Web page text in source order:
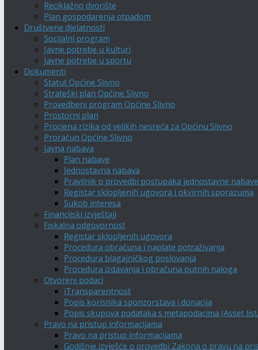
Reciklažno dvorište
Plan gospodarenja otpadom
Društvene djelatnosti
Socijalni program
Javne potrebe u kulturi
Javne potrebe u sportu
Dokumenti
Statut Općine Slivno
Strateški plan Općine Slivno
Provedbeni program Općine Slivno
Prostorni plan
Procjena rizika od velikih nesreća za Općinu Slivno
Proračun Općine Slivno
Javna nabava
Plan nabave
Jednostavna nabava
Pravilnik o provedbi postupaka jednostavne nabave
Registar sklopljenih ugovora i okvirnih sporazuma
Sukob interesa
Financijski izvještaji
Fiskalna odgovornost
Registar sklopljenih ugovora
Procedura obračuna i naplate potraživanja
Procedura blagajničkog poslovanja
Procedura izdavanja i obračuna putnih naloga
Otvoreni podaci
iTransparentnost
Popis korisnika sponzorstava i donacija
Popis skupova podataka s metapodacima (Asset
Pravo na pristup informacijama
Pravo na pristup informacijama
Godišnje izvješće o provedbi Zakona o pravu na